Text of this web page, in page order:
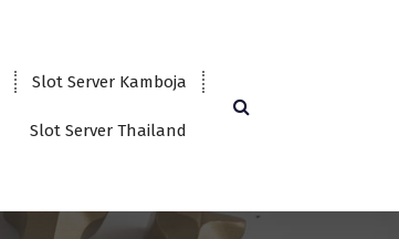
Slot Server Kamboja
Slot Server Thailand